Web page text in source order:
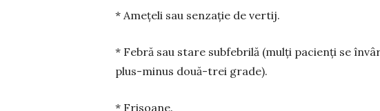
* Amețeli sau senzație de vertij.
* Febră sau stare subfebrilă (mulți paci­enți se
plus-minus două-trei grade).
* Frisoane.